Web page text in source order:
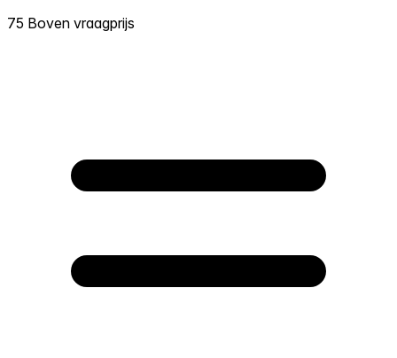
75 Boven vraagprijs